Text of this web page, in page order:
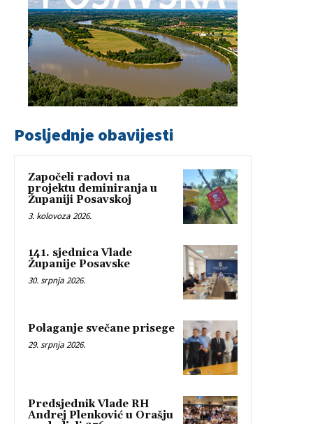
Posljednje obavijesti
Započeli radovi na
projektu deminiranja u
Županiji Posavskoj
3. kolovoza 2026.
141. sjednica Vlade
Županije Posavske
30. srpnja 2026.
Polaganje svečane prisege
29. srpnja 2026.
Predsjednik Vlade RH
Andrej Plenković u Orašju